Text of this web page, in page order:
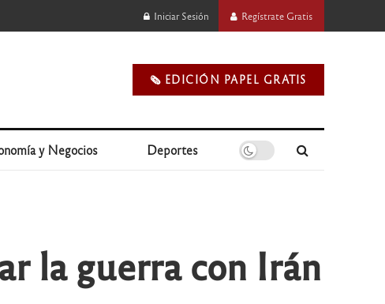
Iniciar Sesión Regístrate Gratis
🗞️ EDICIÓN PAPEL GRATIS
y Negocios Deportes
la guerra con Irán